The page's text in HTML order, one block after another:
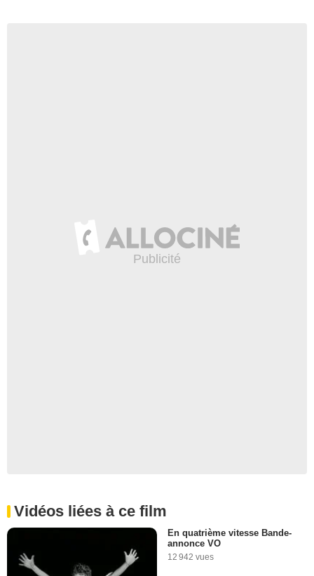
Vidéos liées à ce film
En quatrième vitesse Bande-
annonce VO
12 942 vues